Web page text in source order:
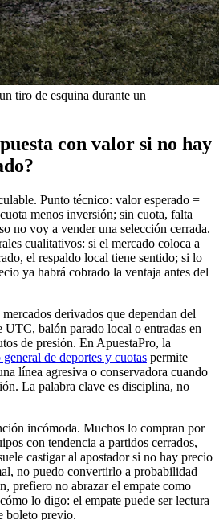
tiro de esquina durante un
con valor si no hay
Punto técnico: valor esperado =
menos inversión; sin cuota, falta
no voy a vender una selección cerrada.
cualitativos: si el mercado coloca a
el respaldo local tiene sentido; si lo
ya habrá cobrado la ventaja antes del
derivados que dependan del
balón parado local o entradas en
de presión. En ApuestaPro, la
general de deportes y cuotas permite
línea agresiva o conservadora cuando
La palabra clave es disciplina, no
incómoda. Muchos lo compran por
con tendencia a partidos cerrados,
castigar al apostador si no hay precio
no puedo convertirlo a probabilidad
prefiero no abrazar el empate como
lo digo: el empate puede ser lectura
boleto previo.